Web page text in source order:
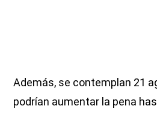
Además, se contemplan 21
podrían aumentar la pena